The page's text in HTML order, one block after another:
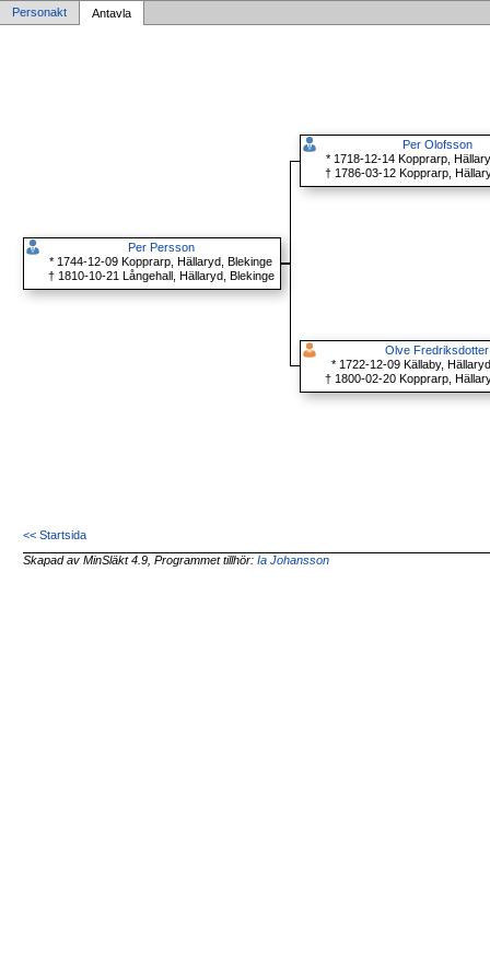
Personakt Antavla
Per Persson
* 1744-12-09 Kopprarp, Hällaryd, Blekinge
† 1810-10-21 Långehall, Hällaryd, Blekinge
Per Olofsson
* 1718-12-14 Kopprarp,
† 1786-03-12 Kopprarp,
Olve Fredriksdotter
* 1722-12-09 Källaby,
† 1800-02-20 Kopprarp,
<< Startsida
Skapad av MinSläkt 4.9, Programmet tillhör:Ia Johansson